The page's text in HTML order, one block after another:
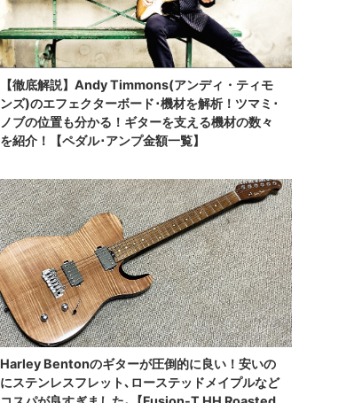
【徹底解説】Andy Timmons(アンディ・ティモ
ンズ)のエフェクターボード･機材を解析！ツマミ･
ノブの位置も分かる！ギターを支える機材の数々
を紹介！【ペダル･アンプ金額一覧】
Harley Bentonのギターが圧倒的に良い！安いの
にステンレスフレット､ローステッドメイプルなど